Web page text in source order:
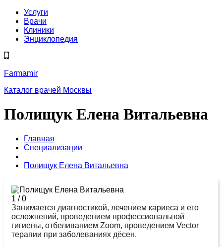
Услуги
Врачи
Клиники
Энциклопедия
Farmamir
Каталог врачей Москвы
Полищук Елена Витальевна
Главная
Специализации
Полищук Елена Витальевна
1 /0
Занимается диагностикой, лечением кариеса и его
осложнений, проведением профессиональной
гигиены, отбеливанием Zoom, проведением Vector
терапии при заболеваниях дёсен.